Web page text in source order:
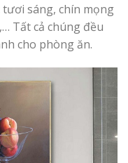
tươi sáng, chín mọng
Tất cả chúng đều
cho phòng ăn.